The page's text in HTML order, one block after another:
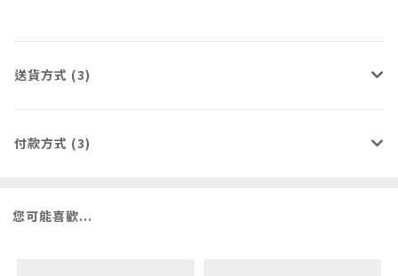
送貨方式 (3)
付款方式 (3)
您可能喜歡...